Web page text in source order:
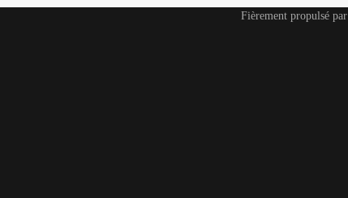
Fièrement propulsé par